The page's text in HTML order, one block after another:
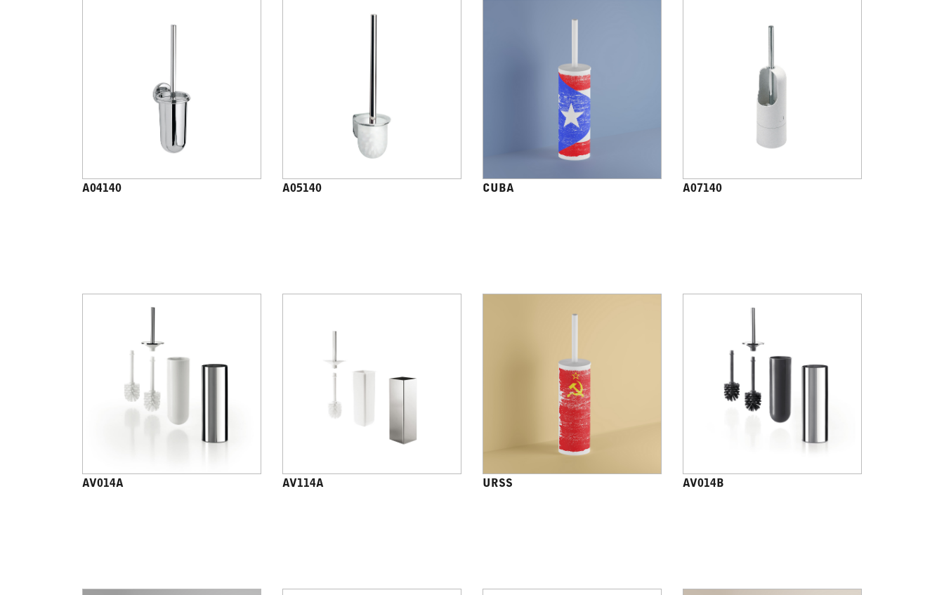
A04140 A05140 CUBA A07140
AV014A AV114A URSS AV014B